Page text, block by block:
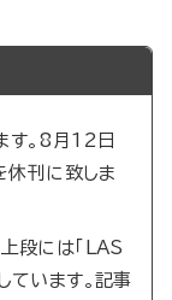
す。8月12日
休刊に致しま
段には「LAS
ています。記事